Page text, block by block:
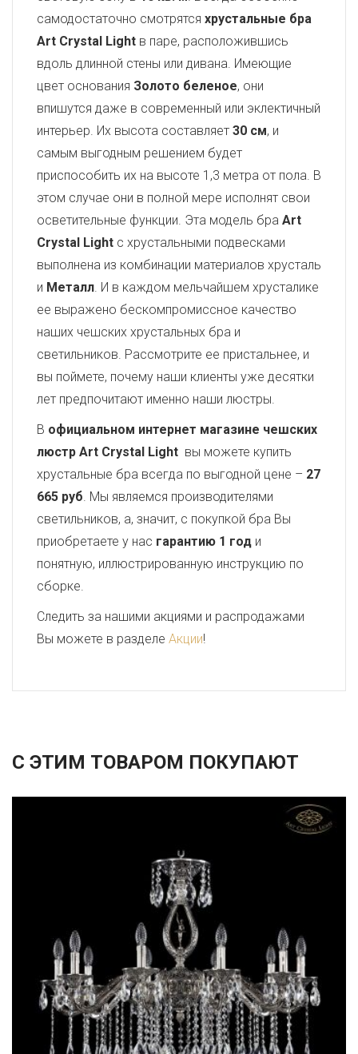
самодостаточно смотрятся хрустальные бра
Art Crystal Light в паре, расположившись
вдоль длинной стены или дивана. Имеющие
цвет основания Золото беленое, они
впишутся даже в современный или эклектичный
интерьер. Их высота составляет 30 см, и
самым выгодным решением будет
приспособить их на высоте 1,3 метра от пола. В
этом случае они в полной мере исполнят свои
осветительные функции. Эта модель бра Art
Crystal Light с хрустальными подвесками
выполнена из комбинации материалов хрусталь
и Металл. И в каждом мельчайшем хрусталике
ее выражено бескомпромиссное качество
наших чешских хрустальных бра и
светильников. Рассмотрите ее пристальнее, и
вы поймете, почему наши клиенты уже десятки
лет предпочитают именно наши люстры.
В официальном интернет магазине чешских
люстр Art Crystal Light вы можете купить
хрустальные бра всегда по выгодной цене – 27
665 руб. Мы являемся производителями
светильников, а, значит, с покупкой бра Вы
приобретаете у нас гарантию 1 год и
понятную, иллюстрированную инструкцию по
сборке.
Следить за нашими акциями и распродажами
Вы можете в разделе Акции!
С ЭТИМ ТОВАРОМ ПОКУПАЮТ